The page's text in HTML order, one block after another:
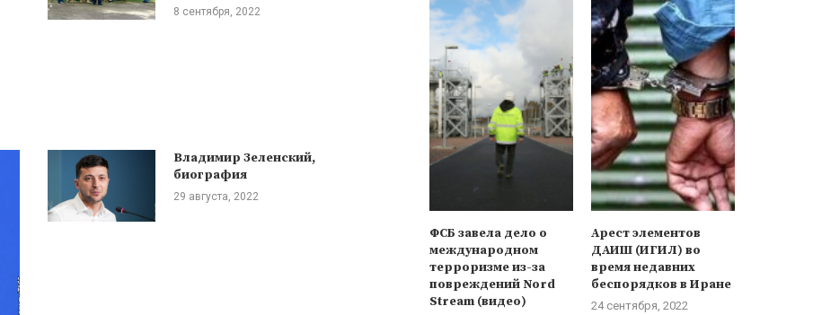
8 сентября, 2022
Владимир Зеленский,
биография
29 августа, 2022
ФСБ завела дело о
международном
терроризме из-за
повреждений Nord
Stream (видео)
Арест элементов
ДАИШ (ИГИЛ) во
время недавних
беспорядков в Иране
24 сентября, 2022